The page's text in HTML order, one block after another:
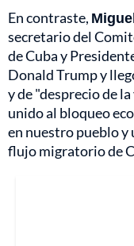
En contraste,
secretario del
de Cuba y
Donald Trump y
y de "desprecio de
unido al bloqueo
en nuestro pueblo
flujo migratorio de